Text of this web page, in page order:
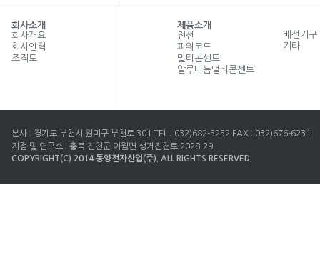
회사소개
회사개요
회사연혁
조직도
제품소개
전선
파워코드
멀티콘센트
알루미늄멀티콘센트
배선기구
기타
본사 : 경기도 부천시 원미구 부천로 301 TEL : 032)682-5252 FAX : 032)676-6231
지점 및 연구소 : 충북 진천군 이월면 생거진천로 2028-29
COPYRIGHT(C) 2014 동양전자산업(주). ALL RIGHTS RESERVED.